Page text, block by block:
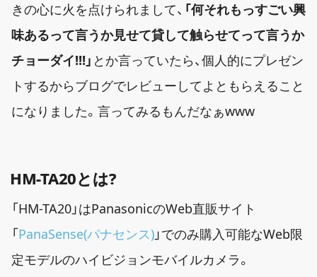
きの心に火を点けられまして、 「何それもっすごい興
味あるって言うか見せて貸して触らせてって言うか
チョーダイ!!!」 とか言っていたら、個人的にプレゼン
トするからブログでレビューしてよともらえること
になりました。言ってみるもんだなぁwww
HM-TA20とは?
「HM-TA20」はPanasonicのWeb直販サイト
「PanaSense(パナセンス)」でのみ購入可能なWeb限
定モデルのハイビジョンモバイルカメラ。